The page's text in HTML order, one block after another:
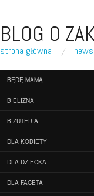
BLOG O
strona główna news
BĘDĘ MAMĄ
BIELIZNA
BIZUTERIA
DLA KOBIETY
DLA DZIECKA
DLA FACETA